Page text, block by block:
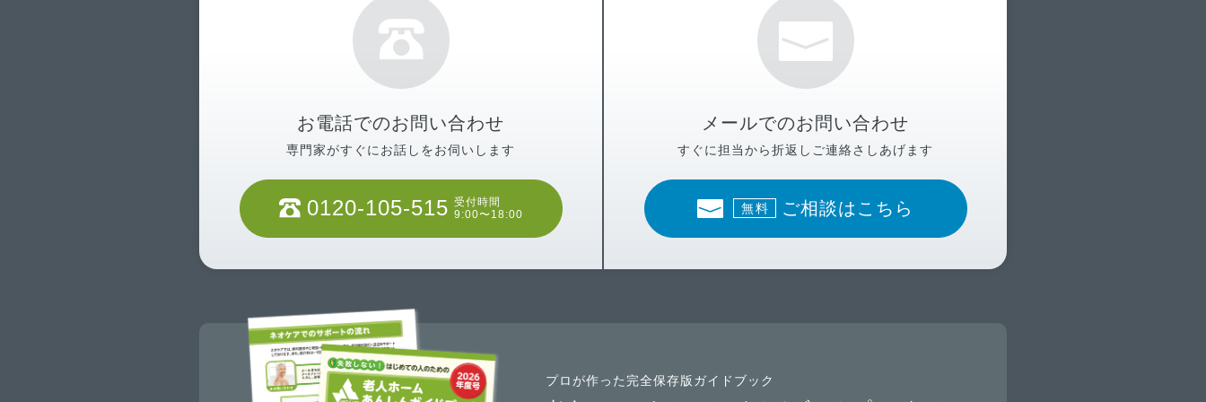
お電話でのお問い合わせ
専門家がすぐにお話しをお伺いします
0120-105-515 受付時間
9:00〜18:00
メールでのお問い合わせ
すぐに担当から折返しご連絡さしあげます
無料 ご相談はこちら
プロが作った完全保存版ガイドブック